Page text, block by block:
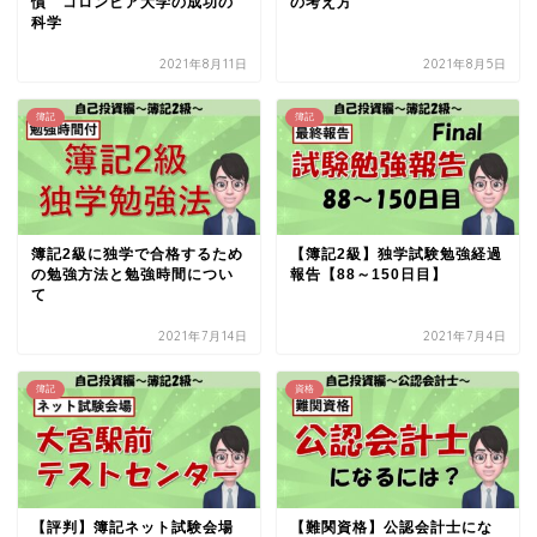
科学
2021年8月11日 2021年8月5日
簿記
簿記2級に独学で合格するため
の勉強方法と勉強時間につい
て
2021年7月14日
簿記
【簿記2級】独学試験勉強経過
報告【88～150日目】
2021年7月4日
簿記
【評判】簿記ネット試験会場
資格
【難関資格】公認会計士にな